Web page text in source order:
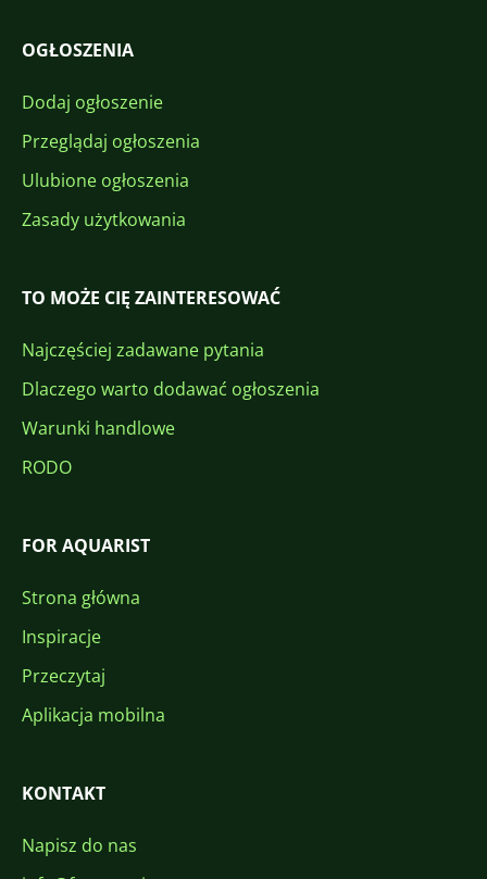
OGŁOSZENIA
Dodaj ogłoszenie
Przeglądaj ogłoszenia
Ulubione ogłoszenia
Zasady użytkowania
TO MOŻE CIĘ ZAINTERESOWAĆ
Najczęściej zadawane pytania
Dlaczego warto dodawać ogłoszenia
Warunki handlowe
RODO
FOR AQUARIST
Strona główna
Inspiracje
Przeczytaj
Aplikacja mobilna
KONTAKT
Napisz do nas